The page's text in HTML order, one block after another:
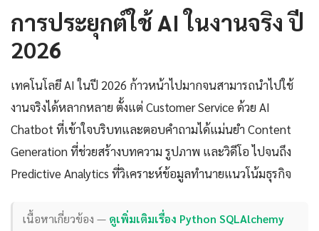
การประยุกต์ใช้ AI ในงานจริง ปี
2026
เทคโนโลยี AI ในปี 2026 ก้าวหน้าไปมากจนสามารถนำไปใช้
งานจริงได้หลากหลาย ตั้งแต่ Customer Service ด้วย AI
Chatbot ที่เข้าใจบริบทและตอบคำถามได้แม่นยำ Content
Generation ที่ช่วยสร้างบทความ รูปภาพ และวิดีโอ ไปจนถึง
Predictive Analytics ที่วิเคราะห์ข้อมูลทำนายแนวโน้มธุรกิจ
เนื้อหาเกี่ยวข้อง — ดูเพิ่มเติมเรื่อง Python SQLAlchemy